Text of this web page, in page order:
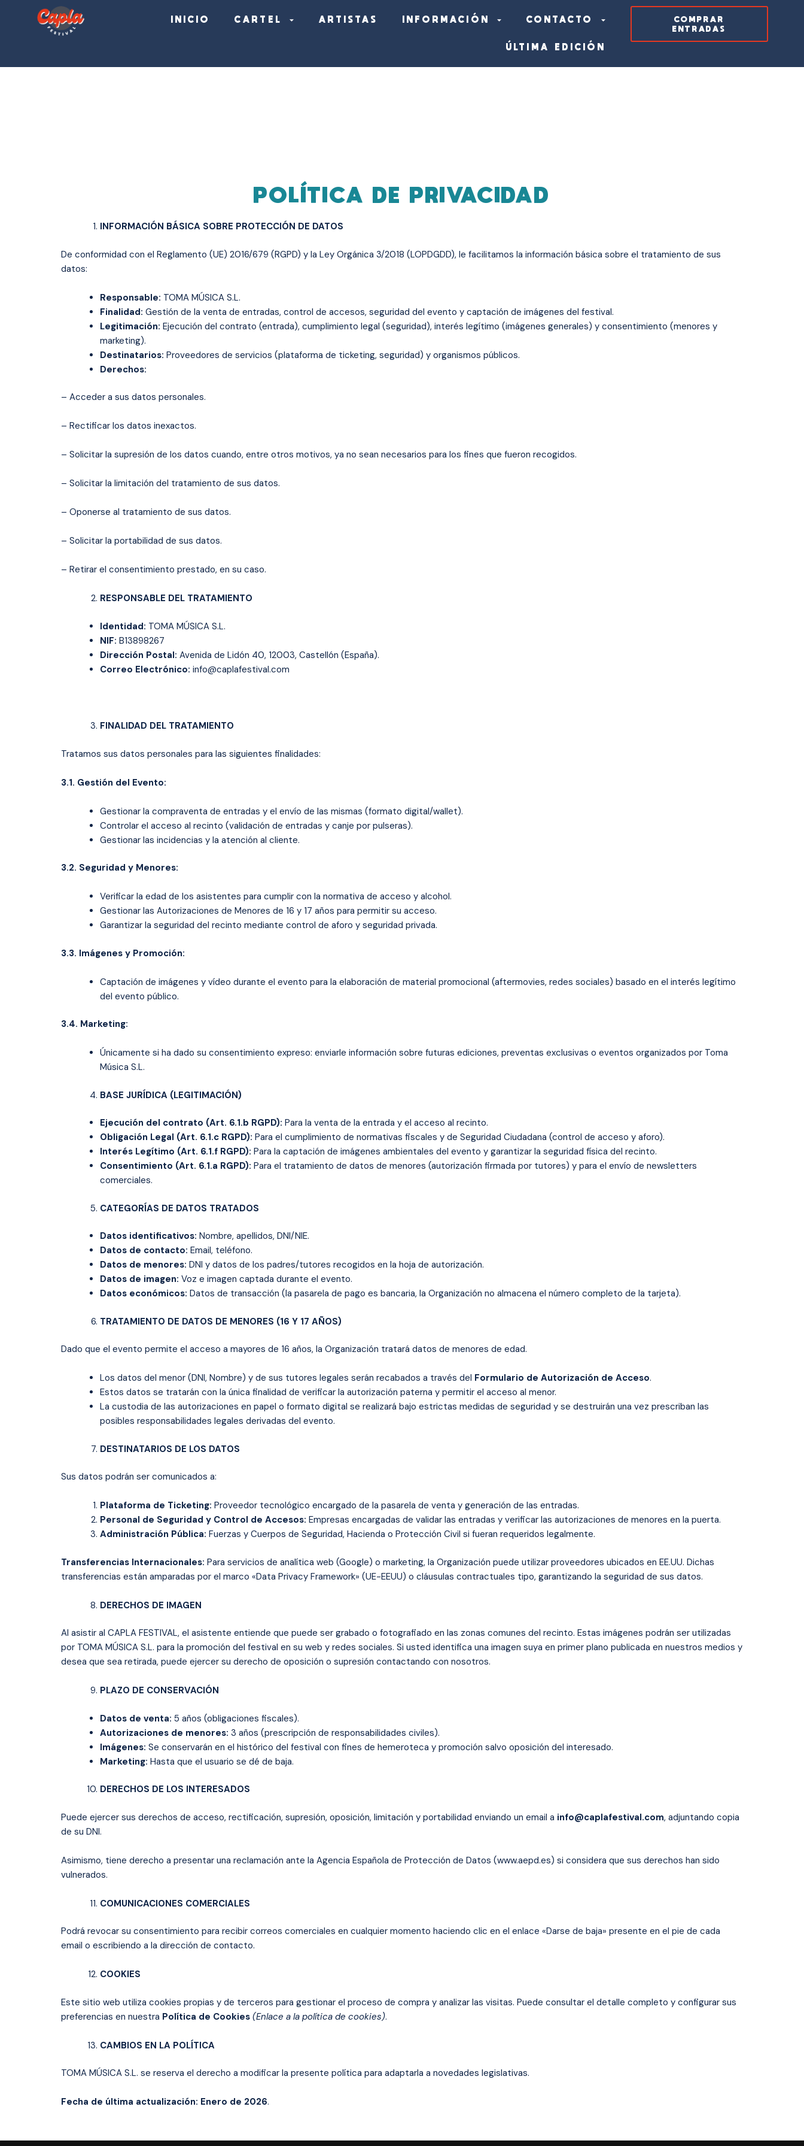
INICIO CARTEL ARTISTAS INFORMACIÓN CONTACTO
ÚLTIMA EDICIÓN
COMPRAR
ENTRADAS
POLÍTICA DE PRIVACIDAD
INFORMACIÓN BÁSICA SOBRE PROTECCIÓN DE DATOS
De conformidad con el Reglamento (UE) 2016/679 (RGPD) y la Ley Orgánica 3/2018 (LOPDGDD), le facilitamos la información básica sobre el tratamiento de sus
datos:
Responsable: TOMA MÚSICA S.L.
Finalidad: Gestión de la venta de entradas, control de accesos, seguridad del evento y captación de imágenes del festival.
Legitimación: Ejecución del contrato (entrada), cumplimiento legal (seguridad), interés legítimo (imágenes generales) y consentimiento (menores y
marketing).
Destinatarios: Proveedores de servicios (plataforma de ticketing, seguridad) y organismos públicos.
Derechos:
– Acceder a sus datos personales.
– Rectificar los datos inexactos.
– Solicitar la supresión de los datos cuando, entre otros motivos, ya no sean necesarios para los fines que fueron recogidos.
– Solicitar la limitación del tratamiento de sus datos.
– Oponerse al tratamiento de sus datos.
– Solicitar la portabilidad de sus datos.
– Retirar el consentimiento prestado, en su caso.
RESPONSABLE DEL TRATAMIENTO
Identidad: TOMA MÚSICA S.L.
NIF: B13898267
Dirección Postal: Avenida de Lidón 40, 12003, Castellón (España).
Correo Electrónico: info@caplafestival.com
FINALIDAD DEL TRATAMIENTO
Tratamos sus datos personales para las siguientes finalidades:
3.1. Gestión del Evento:
Gestionar la compraventa de entradas y el envío de las mismas (formato digital/wallet).
Controlar el acceso al recinto (validación de entradas y canje por pulseras).
Gestionar las incidencias y la atención al cliente.
3.2. Seguridad y Menores:
Verificar la edad de los asistentes para cumplir con la normativa de acceso y alcohol.
Gestionar las Autorizaciones de Menores de 16 y 17 años para permitir su acceso.
Garantizar la seguridad del recinto mediante control de aforo y seguridad privada.
3.3. Imágenes y Promoción:
Captación de imágenes y vídeo durante el evento para la elaboración de material promocional (aftermovies, redes sociales) basado en el interés legítimo
del evento público.
3.4. Marketing:
Únicamente si ha dado su consentimiento expreso: enviarle información sobre futuras ediciones, preventas exclusivas o eventos organizados por Toma
Música S.L.
BASE JURÍDICA (LEGITIMACIÓN)
Ejecución del contrato (Art. 6.1.b RGPD): Para la venta de la entrada y el acceso al recinto.
Obligación Legal (Art. 6.1.c RGPD): Para el cumplimiento de normativas fiscales y de Seguridad Ciudadana (control de acceso y aforo).
Interés Legítimo (Art. 6.1.f RGPD): Para la captación de imágenes ambientales del evento y garantizar la seguridad física del recinto.
Consentimiento (Art. 6.1.a RGPD): Para el tratamiento de datos de menores (autorización firmada por tutores) y para el envío de newsletters
comerciales.
CATEGORÍAS DE DATOS TRATADOS
Datos identificativos: Nombre, apellidos, DNI/NIE.
Datos de contacto: Email, teléfono.
Datos de menores: DNI y datos de los padres/tutores recogidos en la hoja de autorización.
Datos de imagen: Voz e imagen captada durante el evento.
Datos económicos: Datos de transacción (la pasarela de pago es bancaria, la Organización no almacena el número completo de la tarjeta).
TRATAMIENTO DE DATOS DE MENORES (16 Y 17 AÑOS)
Dado que el evento permite el acceso a mayores de 16 años, la Organización tratará datos de menores de edad.
Los datos del menor (DNI, Nombre) y de sus tutores legales serán recabados a través del Formulario de Autorización de Acceso.
Estos datos se tratarán con la única finalidad de verificar la autorización paterna y permitir el acceso al menor.
La custodia de las autorizaciones en papel o formato digital se realizará bajo estrictas medidas de seguridad y se destruirán una vez prescriban las
posibles responsabilidades legales derivadas del evento.
DESTINATARIOS DE LOS DATOS
Sus datos podrán ser comunicados a:
Plataforma de Ticketing: Proveedor tecnológico encargado de la pasarela de venta y generación de las entradas.
Personal de Seguridad y Control de Accesos: Empresas encargadas de validar las entradas y verificar las autorizaciones de menores en la puerta.
Administración Pública: Fuerzas y Cuerpos de Seguridad, Hacienda o Protección Civil si fueran requeridos legalmente.
Transferencias Internacionales: Para servicios de analítica web (Google) o marketing, la Organización puede utilizar proveedores ubicados en EE.UU. Dichas
transferencias están amparadas por el marco «Data Privacy Framework» (UE-EEUU) o cláusulas contractuales tipo, garantizando la seguridad de sus datos.
DERECHOS DE IMAGEN
Al asistir al CAPLA FESTIVAL, el asistente entiende que puede ser grabado o fotografiado en las zonas comunes del recinto. Estas imágenes podrán ser utilizadas
por TOMA MÚSICA S.L. para la promoción del festival en su web y redes sociales. Si usted identifica una imagen suya en primer plano publicada en nuestros medios y
desea que sea retirada, puede ejercer su derecho de oposición o supresión contactando con nosotros.
PLAZO DE CONSERVACIÓN
Datos de venta: 5 años (obligaciones fiscales).
Autorizaciones de menores: 3 años (prescripción de responsabilidades civiles).
Imágenes: Se conservarán en el histórico del festival con fines de hemeroteca y promoción salvo oposición del interesado.
Marketing: Hasta que el usuario se dé de baja.
DERECHOS DE LOS INTERESADOS
Puede ejercer sus derechos de acceso, rectificación, supresión, oposición, limitación y portabilidad enviando un email a info@caplafestival.com, adjuntando copia
de su DNI.
Asimismo, tiene derecho a presentar una reclamación ante la Agencia Española de Protección de Datos (www.aepd.es) si considera que sus derechos han sido
vulnerados.
COMUNICACIONES COMERCIALES
Podrá revocar su consentimiento para recibir correos comerciales en cualquier momento haciendo clic en el enlace «Darse de baja» presente en el pie de cada
email o escribiendo a la dirección de contacto.
COOKIES
Este sitio web utiliza cookies propias y de terceros para gestionar el proceso de compra y analizar las visitas. Puede consultar el detalle completo y configurar sus
preferencias en nuestra Política de Cookies (Enlace a la política de cookies).
CAMBIOS EN LA POLÍTICA
TOMA MÚSICA S.L. se reserva el derecho a modificar la presente política para adaptarla a novedades legislativas.
Fecha de última actualización: Enero de 2026.